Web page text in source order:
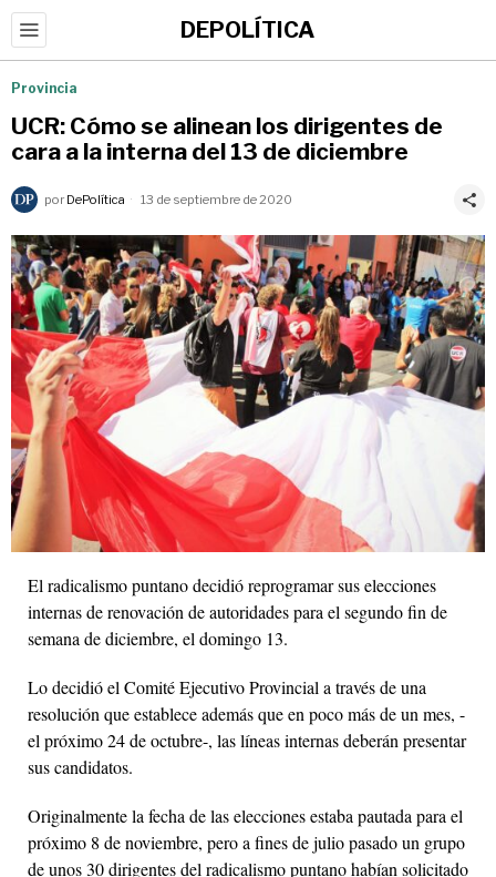
DEPOLÍTICA
Provincia
UCR: Cómo se alinean los dirigentes de
cara a la interna del 13 de diciembre
por DePolítica 13 de septiembre de 2020
El radicalismo puntano decidió reprogramar sus elecciones
internas de renovación de autoridades para el segundo fin de
semana de diciembre, el domingo 13.
Lo decidió el Comité Ejecutivo Provincial a través de una
resolución que establece además que en poco más de un mes, -
el próximo 24 de octubre-, las líneas internas deberán presentar
sus candidatos.
Originalmente la fecha de las elecciones estaba pautada para el
próximo 8 de noviembre, pero a fines de julio pasado un grupo
de unos 30 dirigentes del radicalismo puntano habían solicitado